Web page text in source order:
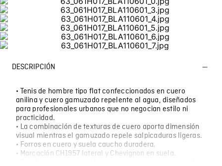
DESCRIPCIÓN
• Tenis de hombre tipo flat confeccionados en cuero
anilina y cuero gamuzado repelente al agua, diseñados
para profesionales urbanos que no negocian estilo ni
practicidad.
• La combinación de texturas de cuero aporta dimensión
visual mientras el gamuzado repele salpicaduras ligeras.
• Forros en cuero y suela caucho duradera.
• Marcación CH1957 lateral y Chevignon en suela.